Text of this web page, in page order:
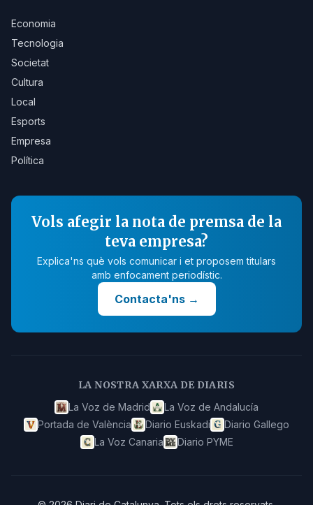
Economia
Tecnologia
Societat
Cultura
Local
Esports
Empresa
Política
Vols afegir la nota de premsa de la
teva empresa?
Explica'ns què vols comunicar i et proposem titulars
amb enfocament periodístic.
Contacta'ns→
LA NOSTRA XARXA DE DIARIS
La Voz de Madrid
La Voz de Andalucía
Portada de València
Diario Euskadi
Diario Gallego
La Voz Canaria
Diario PYME